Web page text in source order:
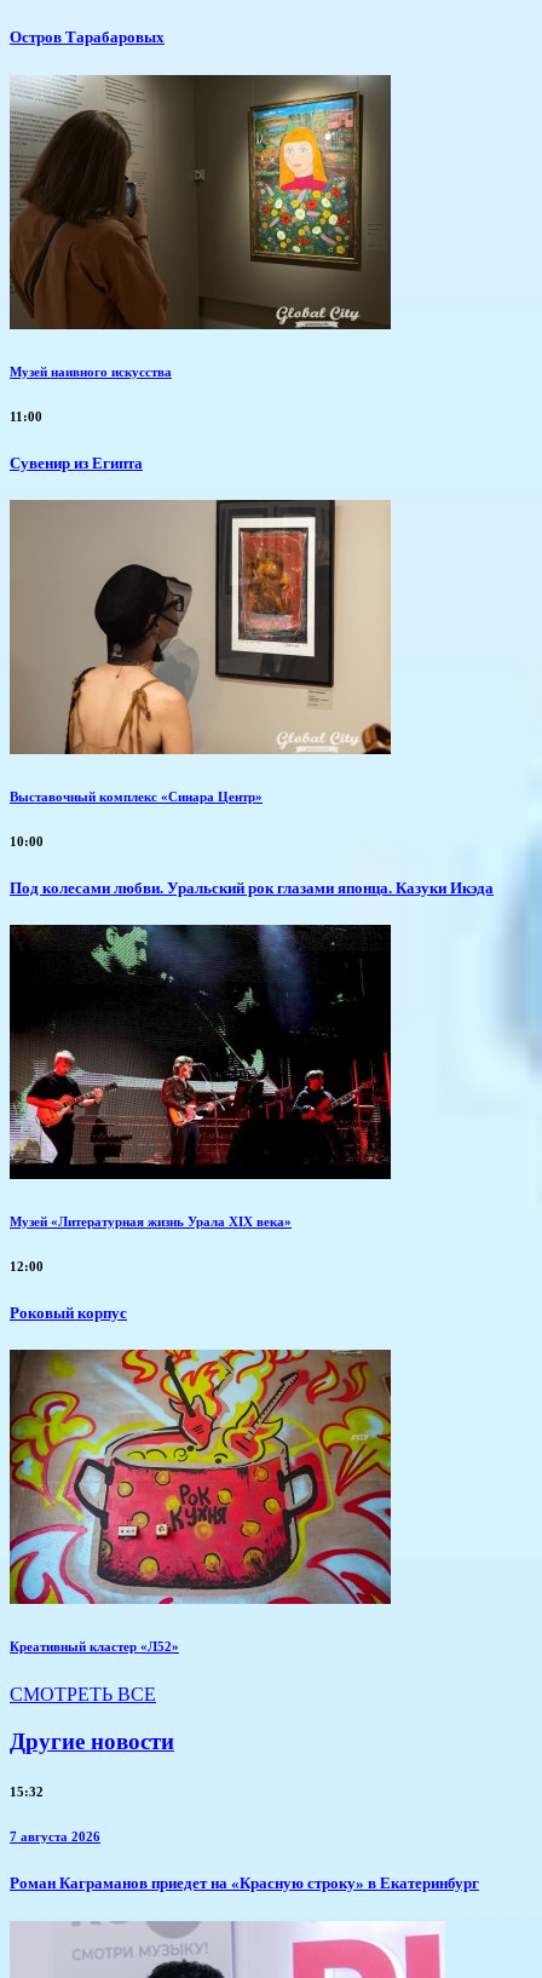
Остров Тарабаровых
Музей наивного искусства
11:00
Сувенир из Египта
Выставочный комплекс «Синара Центр»
10:00
Под колесами любви. Уральский рок глазами японца. Казуки Икэда
Музей «Литературная жизнь Урала XIX века»
12:00
Роковый корпус
Креативный кластер «Л52»
СМОТРЕТЬ ВСЕ
Другие новости
15:32
7 августа 2026
​Роман Каграманов приедет на «Красную строку» в Екатеринбург